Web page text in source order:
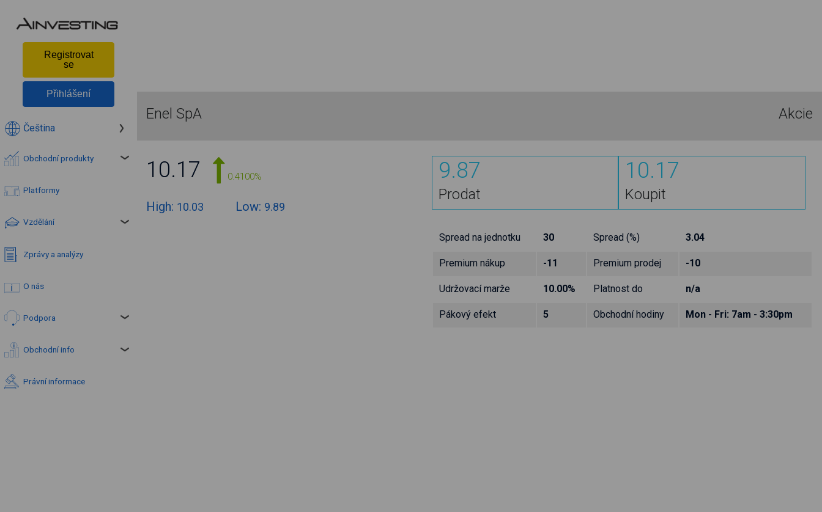
Registrovat
se
Přihlášení
Čeština
Obchodní produkty
Platformy
Vzdělání
Zprávy a analýzy
O nás
Podpora
Obchodní info
Právní informace
Enel SpA Akcie
10.17 0.4100%
High: 10.03 Low: 9.89
9.87
Prodat
10.17
Koupit
Spread na jednotku 30 Spread (%) 3.04
Premium nákup -11 Premium prodej -10
Udržovací marže 10.00% Platnost do n/a
Pákový efekt 5 Obchodní hodiny Mon - Fri: 7am - 3:30pm